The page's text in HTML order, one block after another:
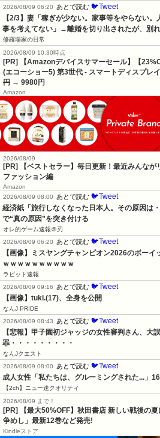
2026/08/09 06:20 あとで読む 🐦Tweet
【2/3】妻「稼ぎが少ない。家事等をやらない
事を考えてない」→離婚を切り出されたが、別
修羅場家の日常
2026/08/09 10:30時点
[PR] 【Amazonデバイスサマーセール】【
(エコーショー5) 第3世代 - スマートディスプレ
円 → 9980円
Amazon
2026/08/09
[PR] 【ベストセラー】毎日更新！最近みんな
ファッション編
Amazon
2026/08/09 08:00 あとで読む 🐦Tweet
経済紙「旅行しなくなった日本人。その原因は
で“真の原因”を突き付ける
オレ的ゲーム速報＠刃
2026/08/09 06:20 あとで読む 🐦Tweet
【画像】ミスヤングチャンピオン2026のボー
ｗｗｗｗｗｗｗｗｗｗ
ラビット速報
2026/08/09 09:16 あとで読む 🐦Tweet
【画像】tuki.(17)、全身を公開
なんJ PRIDE
2026/08/09 08:43 あとで読む 🐦Tweet
【悲報】甲子園初ジャッジの女性審判さん、大
罪・・・・・・・・・
なんJクエスト
2026/08/09 08:00 あとで読む 🐦Tweet
成人女性「私たちは、グルーミングされた...」
【2ch】ニュー速クオリティ
2026/08/09 まで！
[PR] 【最大50%OFF】秋田書店 新しい戦後の
争めし」最新12巻など発売!
Kindleストア